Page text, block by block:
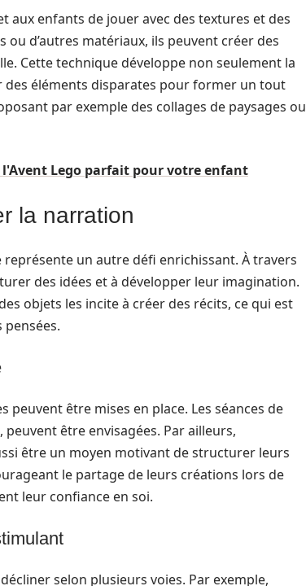
aux enfants de jouer avec des textures et des
ou d’autres matériaux, ils peuvent créer des
Cette technique développe non seulement la
éléments disparates pour former un tout
par exemple des collages de paysages ou
Lego parfait pour votre enfant
la narration
représente un autre défi enrichissant. À travers
des idées et à développer leur imagination.
objets les incite à créer des récits, ce qui est
être mises en place. Les séances de
être envisagées. Par ailleurs,
être un moyen motivant de structurer leurs
le partage de leurs créations lors de
leur confiance en soi.
selon plusieurs voies. Par exemple,